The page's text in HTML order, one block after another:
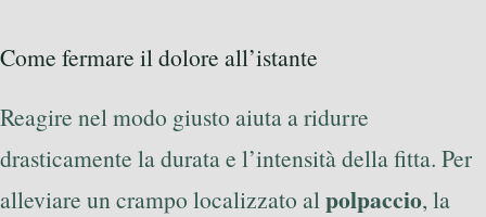
Come fermare il dolore all’istante
Reagire nel modo giusto aiuta a ridurre
drasticamente la durata e l’intensità della fitta. Per
alleviare un crampo localizzato al polpaccio, la